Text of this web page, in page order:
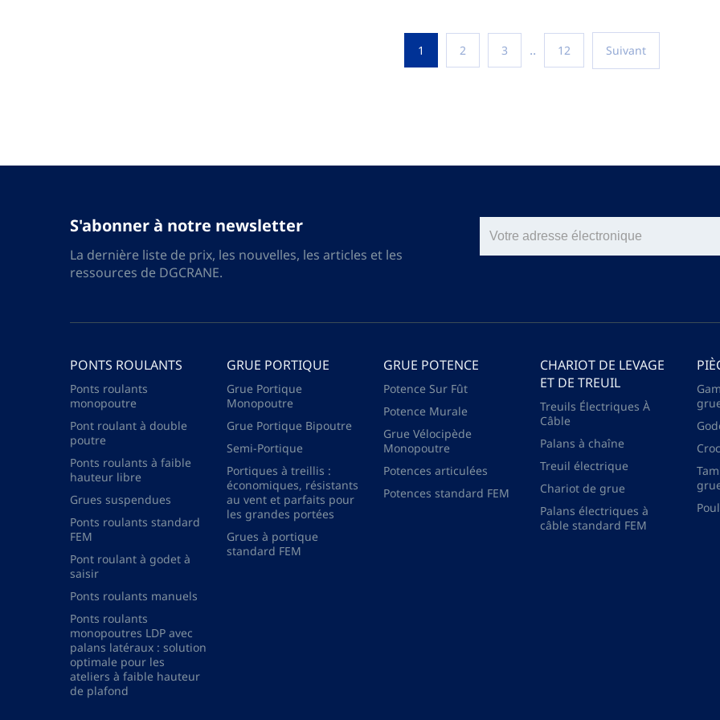
1 2 3 .. 12 Suivant
S'abonner à notre newsletter
La dernière liste de prix, les nouvelles, les articles et les
ressources de DGCRANE.
PONTS ROULANTS
Ponts roulants
monopoutre
Pont roulant à double
poutre
Ponts roulants à faible
hauteur libre
Grues suspendues
Ponts roulants standard
FEM
Pont roulant à godet à
saisir
Ponts roulants manuels
Ponts roulants
monopoutres LDP avec
palans latéraux : solution
optimale pour les
ateliers à faible hauteur
de plafond
GRUE PORTIQUE
Grue Portique
Monopoutre
Grue Portique Bipoutre
Semi-Portique
Portiques à treillis :
économiques, résistants
au vent et parfaits pour
les grandes portées
Grues à portique
standard FEM
GRUE POTENCE
Potence Sur Fût
Potence Murale
Grue Vélocipède
Monopoutre
Potences articulées
Potences standard FEM
CHARIOT DE LEVAGE
ET DE TREUIL
Treuils Électriques À
Câble
Palans à chaîne
Treuil électrique
Chariot de grue
Palans électriques à
câble standard FEM